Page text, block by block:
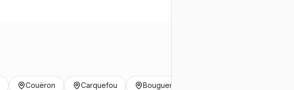
Couëron Carquefou Bouguenais